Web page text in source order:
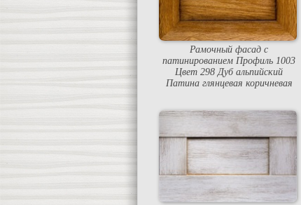
Рамочный фасад с
патинированием Профиль 1003
Цвет 298 Дуб альпийский
Патина глянцевая коричневая